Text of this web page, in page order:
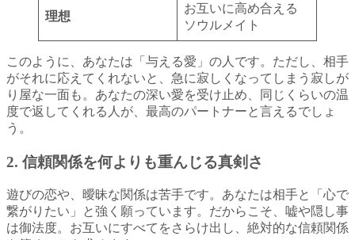
理想
お互いに高め合える
ソウルメイト
このように、あなたは「与える愛」の人です。ただし、相手
がそれに応えてくれないと、急に寂しくなってしまう寂しが
り屋な一面も。あなたの深い愛を受け止め、同じくらいの温
度で返してくれる人が、最高のパートナーと言えるでしょ
う。
2. 信頼関係を何よりも重んじる真剣さ
遊びの恋や、曖昧な関係は苦手です。あなたは相手と「心で
繋がりたい」と強く願っています。だからこそ、嘘や隠し事
は御法度。お互いにすべてをさらけ出し、絶対的な信頼関係